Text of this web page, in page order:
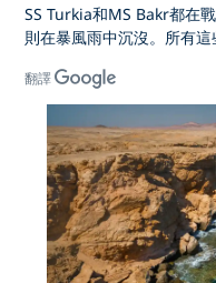
SS Turkia和MS Bakr都在
則在暴風雨中沉沒。所有
翻譯